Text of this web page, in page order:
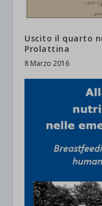
Uscito il quarto
Prolattina
8 Marzo 2016